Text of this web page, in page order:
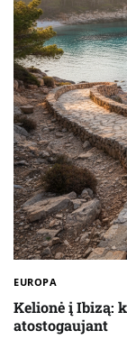
EUROPA
Kelionė į Ibizą:
atostogaujant